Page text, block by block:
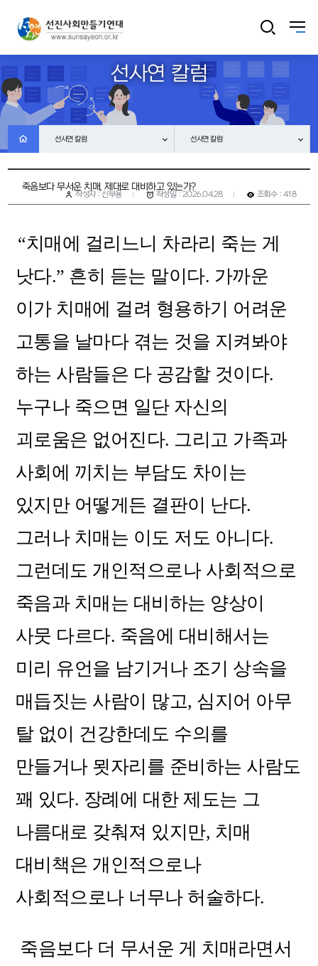
선사연 칼럼
선사연 칼럼 선사연 칼럼
죽음보다 무서운 치매, 제대로 대비하고 있는가?​
작성자 : 신부용 작성일 : 2026.04.28 조회수 : 418
“치매에 걸리느니 차라리 죽는 게
낫다.” 흔히 듣는 말이다. 가까운
이가 치매에 걸려 형용하기 어려운
고통을 날마다 겪는 것을 지켜봐야
하는 사람들은 다 공감할 것이다.
누구나 죽으면 일단 자신의
괴로움은 없어진다. 그리고 가족과
사회에 끼치는 부담도 차이는
있지만 어떻게든 결판이 난다.
그러나 치매는 이도 저도 아니다.
그런데도 개인적으로나 사회적으로
죽음과 치매는 대비하는 양상이
사뭇 다르다. 죽음에 대비해서는
미리 유언을 남기거나 조기 상속을
매듭짓는 사람이 많고, 심지어 아무
탈 없이 건강한데도 수의를
만들거나 묏자리를 준비하는 사람도
꽤 있다. 장례에 대한 제도는 그
나름대로 갖춰져 있지만, 치매
대비책은 개인적으로나
사회적으로나 너무나 허술하다.
죽음보다 더 무서운 게 치매라면서